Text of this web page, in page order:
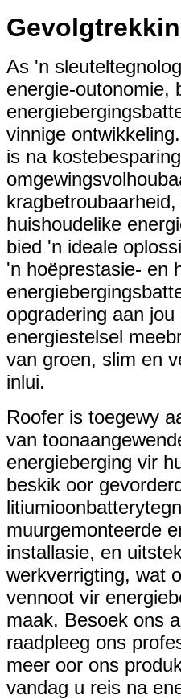
As 'n
energie-outonomie,
vinnige
is na
huishoudelike
bied 'n ideale
'n hoëprestasie- en
opgradering aan jou
energiestelsel
van groen, slim en
inlui.
Roofer is toegewy
van
energieberging vir
beskik oor
muurgemonteerde
installasie, en
werkverrigting, wat
vennoot vir
maak. Besoek ons
raadpleeg ons
meer oor ons
vandag u reis na